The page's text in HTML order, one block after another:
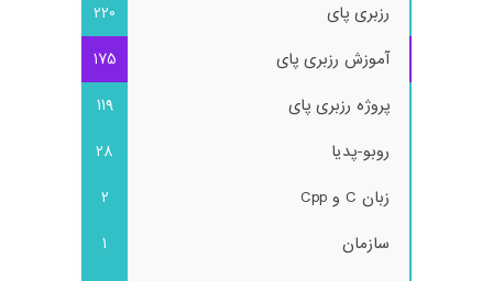
رزبری پای
220
آموزش رزبری پای
175
پروژه رزبری پای
119
روبو-پدیا
28
زبان C و Cpp
2
سازمان
1